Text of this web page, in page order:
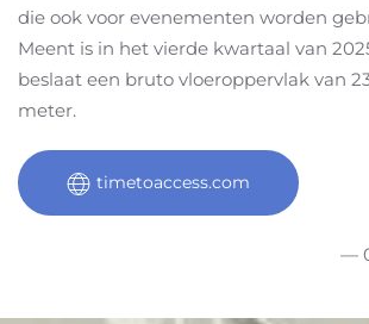
die ook voor evenementen worden
Meent is in het vierde kwartaal van
beslaat een bruto vloeroppervlak van
meter.
timetoaccess.com
—